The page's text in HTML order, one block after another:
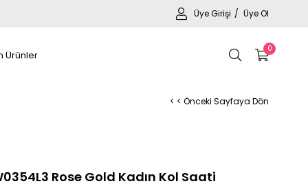
Üye Girişi Üye Ol
0
Ürünler
< < Önceki Sayfaya Dön
Rose Gold Kadın Kol Saati